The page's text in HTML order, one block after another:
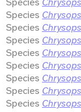
Species
Species
Species
Species
Species
Species
Species
Species